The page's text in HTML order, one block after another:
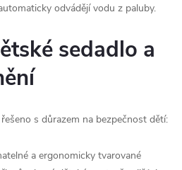
odvádějí vodu z paluby.
sedadlo a
s důrazem na bezpečnost dětí:
a ergonomicky tvarované